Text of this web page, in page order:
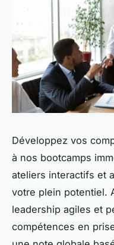
Développez vos
à nos bootcamps
ateliers interactifs et
votre plein potentiel.
leadership agiles et
compétences en